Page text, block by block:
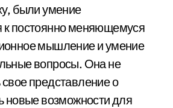
были умение
к постоянно меняющемуся
мышление и умение
вопросы. Она не
представление о
новые возможности для